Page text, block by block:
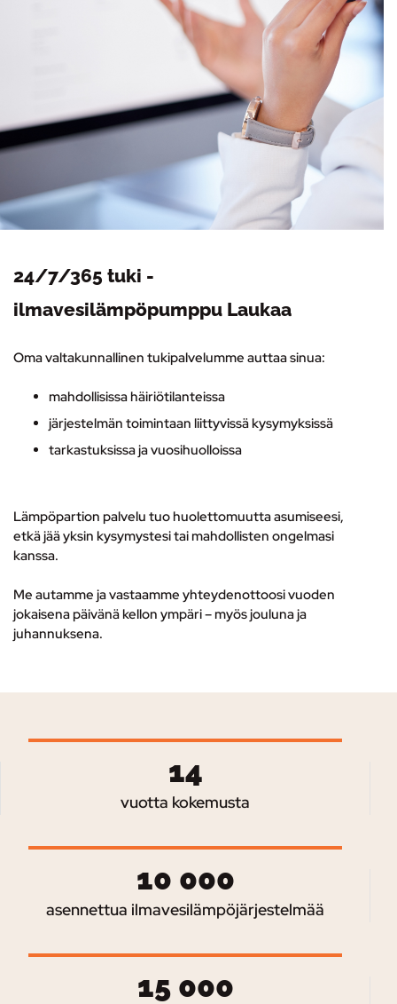
24/7/365 tuki -
ilmavesilämpöpumppu Laukaa
Oma valtakunnallinen tukipalvelumme auttaa sinua:
mahdollisissa häiriötilanteissa
järjestelmän toimintaan liittyvissä kysymyksissä
tarkastuksissa ja vuosihuolloissa
Lämpöpartion palvelu tuo huolettomuutta asumiseesi,
etkä jää yksin kysymystesi tai mahdollisten ongelmasi
kanssa.
Me autamme ja vastaamme yhteydenottoosi vuoden
jokaisena päivänä kellon ympäri – myös jouluna ja
juhannuksena.
14
vuotta kokemusta
10 000
asennettua ilmavesilämpöjärjestelmää
15 000